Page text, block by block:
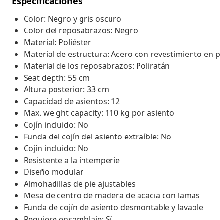
Color: Negro y gris oscuro
Color del reposabrazos: Negro
Material: Poliéster
Material de estructura: Acero con revestimiento en
Material de los reposabrazos: Poliratán
Seat depth: 55 cm
Altura posterior: 33 cm
Capacidad de asientos: 12
Max. weight capacity: 110 kg por asiento
Cojín incluido: No
Funda del cojín del asiento extraíble: No
Cojín incluido: No
Resistente a la intemperie
Diseño modular
Almohadillas de pie ajustables
Mesa de centro de madera de acacia con lamas
Funda de cojín de asiento desmontable y lavable